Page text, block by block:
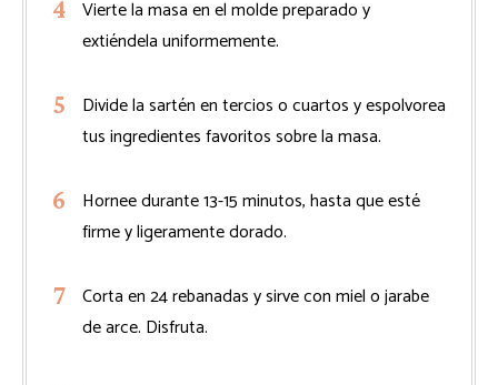
Vierte la masa en el molde preparado y
extiéndela uniformemente.
Divide la sartén en tercios o cuartos y espolvorea
tus ingredientes favoritos sobre la masa.
Hornee durante 13-15 minutos, hasta que esté
firme y ligeramente dorado.
Corta en 24 rebanadas y sirve con miel o jarabe
de arce. Disfruta.